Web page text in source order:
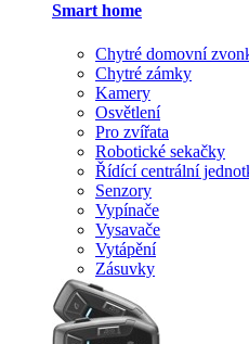
Smart home
Chytré domovní
Chytré zámky
Kamery
Osvětlení
Pro zvířata
Robotické sekačky
Řídící centrální
Senzory
Vypínače
Vysavače
Vytápění
Zásuvky